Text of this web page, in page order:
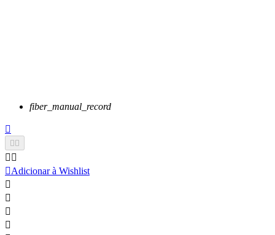
fiber_manual_record


 
Adicionar à Wishlist



